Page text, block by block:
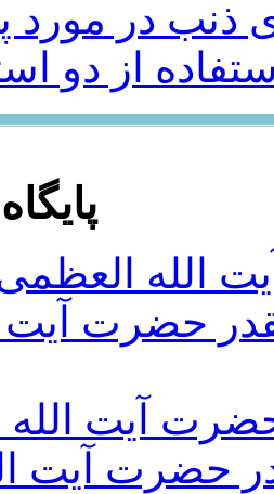
ذنب در مورد
از دو
الله
حضرت آيت
حضرت آيت
حضرت آيت